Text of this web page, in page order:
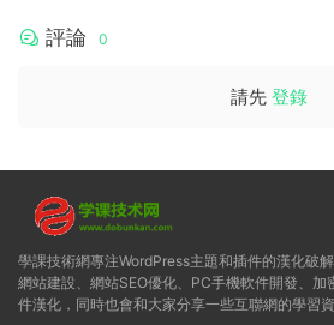
評論 0
請先 登錄
學課技術網專注WordPress主題和插件的漢化破
網站建設、網站SEO優化、PC手機軟件開發、加
件漢化，同時也會和大家分享一些互聯網的學習資